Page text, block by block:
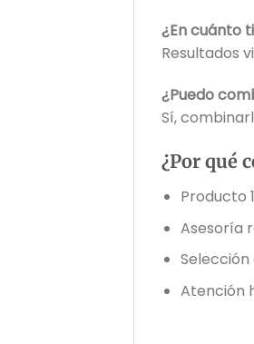
¿En cuánto
Resultados
¿Puedo
Sí,
¿Por qué
Producto
Asesoría
Atención